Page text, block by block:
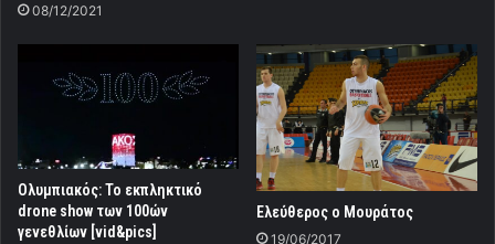
08/12/2021
Ολυμπιακός: Το εκπληκτικό
drone show των 100ών
γενεθλίων [vid&pics]
Ελεύθερος ο Μουράτος
19/06/2017